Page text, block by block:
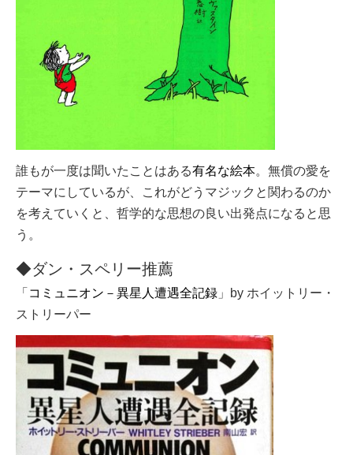
誰もが一度は聞いたことはある有名な絵本。無償の愛を
テーマにしているが、これがどうマジックと関わるのか
を考えていくと、哲学的な思想の良い出発点になると思
う。
◆ダン・スペリー推薦
「 コミュニオン－異星人遭遇全記録 」by ホイットリー・
ストリーパー